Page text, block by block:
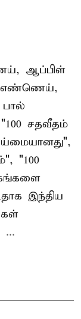
ஆப்பிள்
எண்ணெய்,
சதவீதம்
"100
இந்திய